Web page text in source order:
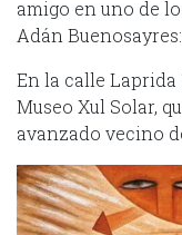
amigo en uno de
Adán
En la calle Laprida
Museo Xul Solar,
avanzado vecino